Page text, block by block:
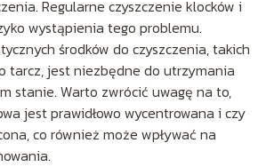
Regularne czyszczenie klocków i
wystąpienia tego problemu.
środków do czyszczenia, takich
tarcz, jest niezbędne do utrzymania
stanie. Warto zwrócić uwagę na to,
jest prawidłowo wycentrowana i czy
co również może wpływać na